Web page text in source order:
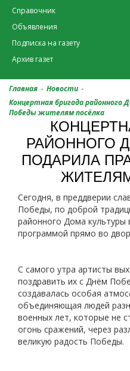
Справочник
Объявления
Подписка на газету
Архив газет
Главная - Новости -
Концертная бригада районного
Победы жителям посёлка
РАЙОННОГО
ПОДАРИЛА
Сегодня, в преддверии
Победы, по доброй
районного Дома культуры
программой прямо во
С самого утра артисты
поздравить их с Днём
создавалась особая
объединяющая людей
военных лет, которые не
огонь сражений, через
великую радость Победы.